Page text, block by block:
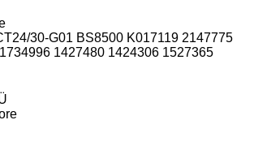
30-G01 BS8500 K017119 2147775
1427480 1424306 1527365